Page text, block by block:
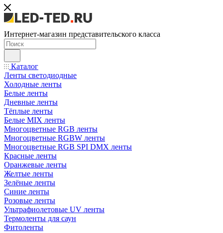
Интернет-магазин представительского класса
Каталог
Ленты светодиодные
Холодные ленты
Белые ленты
Дневные ленты
Тёплые ленты
Белые MIX ленты
Многоцветные RGB ленты
Многоцветные RGBW ленты
Многоцветные RGB SPI DMX ленты
Красные ленты
Оранжевые ленты
Желтые ленты
Зелёные ленты
Синие ленты
Розовые ленты
Ультрафиолетовые UV ленты
Термоленты для саун
Фитоленты